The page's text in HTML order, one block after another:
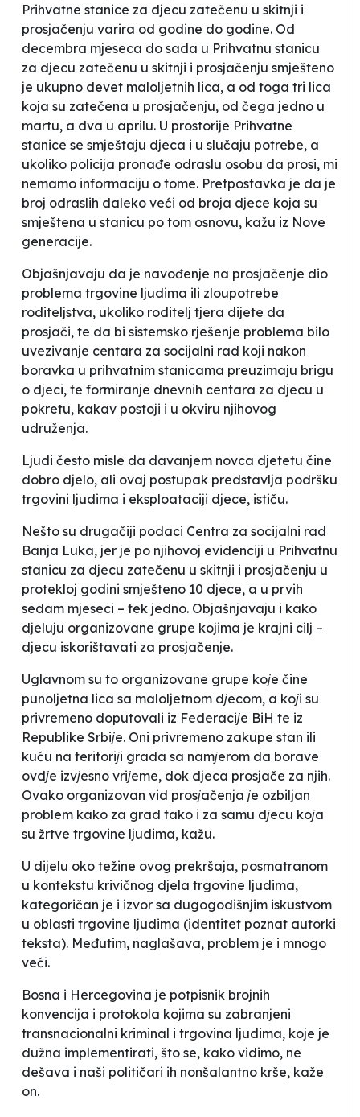
Prihvatne stanice za djecu zatečenu u skitnji i
prosjačenju varira od godine do godine. Od
decembra mjeseca do sada u Prihvatnu stanicu
za djecu zatečenu u skitnji i prosjačenju smješteno
je ukupno devet maloljetnih lica, a od toga tri lica
koja su zatečena u prosjačenju, od čega jedno u
martu, a dva u aprilu. U prostorije Prihvatne
stanice se smještaju djeca i u slučaju potrebe, a
ukoliko policija pronađe odraslu osobu da prosi, mi
nemamo informaciju o tome. Pretpostavka je da je
broj odraslih daleko veći od broja djece koja su
smještena u stanicu po tom osnovu, kažu iz Nove
generacije.
Objašnjavaju da je navođenje na prosjačenje dio
problema trgovine ljudima ili zloupotrebe
roditeljstva, ukoliko roditelj tjera dijete da
prosjači, te da bi sistemsko rješenje problema bilo
uvezivanje centara za socijalni rad koji nakon
boravka u prihvatnim stanicama preuzimaju brigu
o djeci, te formiranje dnevnih centara za djecu u
pokretu, kakav postoji i u okviru njihovog
udruženja.
Ljudi često misle da davanjem novca djetetu čine
dobro djelo, ali ovaj postupak predstavlja podršku
trgovini ljudima i eksploataciji djece, ističu.
Nešto su drugačiji podaci Centra za socijalni rad
Banja Luka, jer je po njihovoj evidenciji u Prihvatnu
stanicu za djecu zatečenu u skitnji i prosjačenju u
protekloj godini smješteno 10 djece, a u prvih
sedam mjeseci – tek jedno. Objašnjavaju i kako
djeluju organizovane grupe kojima je krajni cilj –
djecu iskorištavati za prosjačenje.
Uglavnom su to organizovane grupe koјe čine
punoljetna lica sa maloljetnom dјecom, a koјi su
privremeno doputovali iz Federaciјe BiH te iz
Republike Srbiјe. Oni privremeno zakupe stan ili
kuću na teritoriјi grada sa namјerom da borave
ovdјe izvјesno vriјeme, dok djeca prosjače za njih.
Ovako organizovan vid prosјačenja јe ozbiljan
problem kako za grad tako i za samu dјecu koјa
su žrtve trgovine ljudima, kažu.
U dijelu oko težine ovog prekršaja, posmatranom
u kontekstu krivičnog djela trgovine ljudima,
kategoričan je i izvor sa dugogodišnjim iskustvom
u oblasti trgovine ljudima (identitet poznat autorki
teksta). Međutim, naglašava, problem je i mnogo
veći.
Bosna i Hercegovina je potpisnik brojnih
konvencija i protokola kojima su zabranjeni
transnacionalni kriminal i trgovina ljudima, koje je
dužna implementirati, što se, kako vidimo, ne
dešava i naši političari ih nonšalantno krše, kaže
on.